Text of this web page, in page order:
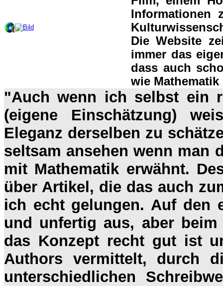
Informationen
Die Website
immer das
dass auch
wie
"Auch wenn ich selbst ein
(eigene Einschätzung)
Eleganz derselben zu
seltsam ansehen wenn man
mit Mathematik erwähnt.
über Artikel, die das auch
ich echt gelungen. Auf den
und unfertig aus, aber
das Konzept recht gut ist
Authors vermittelt, durch
unterschiedlichen